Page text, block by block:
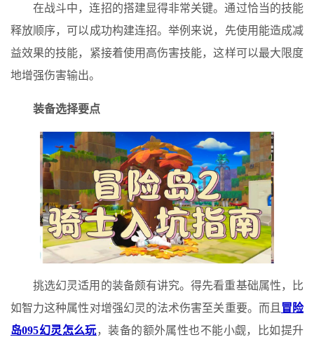
在战斗中，连招的搭建显得非常关键。通过恰当的技能
释放顺序，可以成功构建连招。举例来说，先使用能造成减
益效果的技能，紧接着使用高伤害技能，这样可以最大限度
地增强伤害输出。
装备选择要点
挑选幻灵适用的装备颇有讲究。得先看重基础属性，比
如智力这种属性对增强幻灵的法术伤害至关重要。而且 冒险
岛095幻灵怎么玩，装备的额外属性也不能小觑，比如提升